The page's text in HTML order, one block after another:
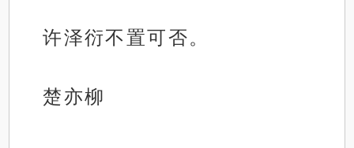
许泽衍不置可否。
楚亦柳